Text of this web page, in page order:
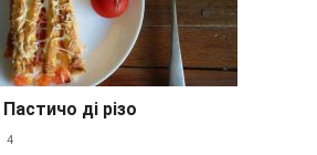
Пастичо ді різо
4